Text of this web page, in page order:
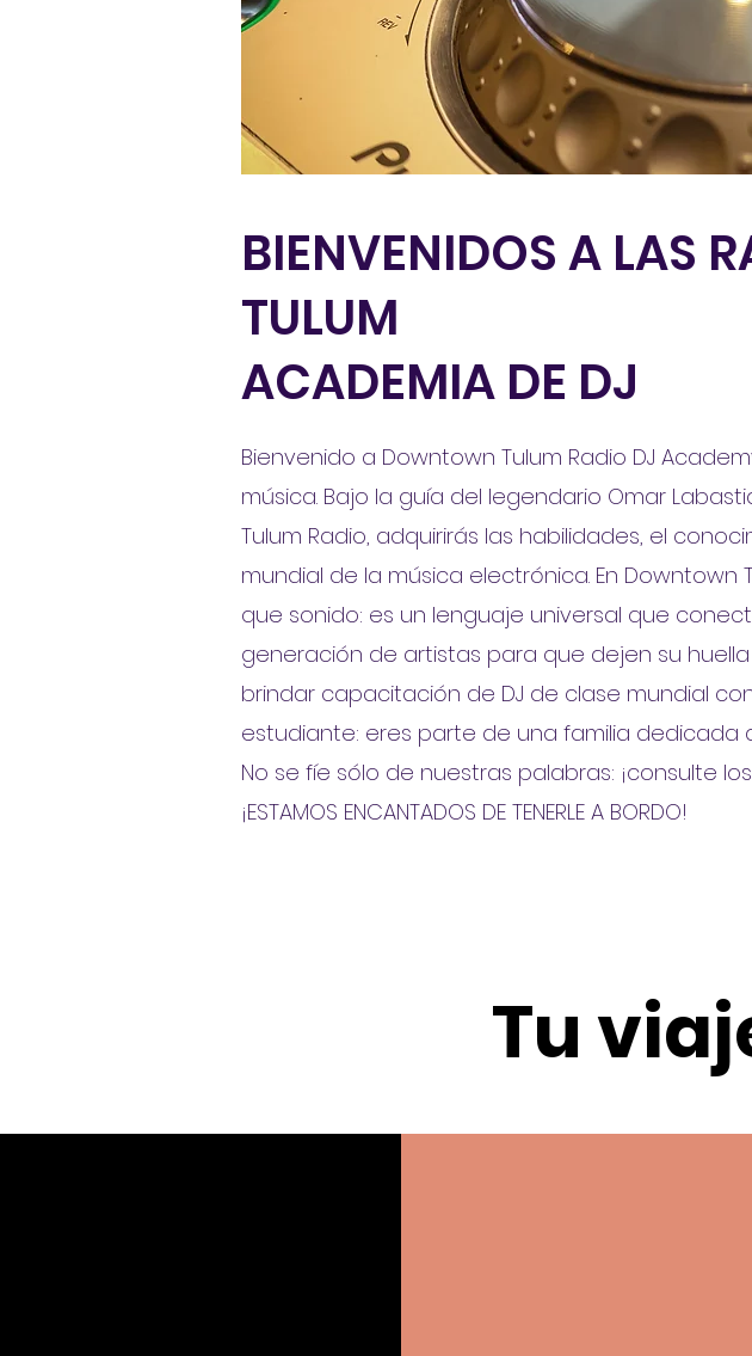
BIENVENIDOS A LAS
TULUM
ACADEMIA DE DJ
Bienvenido a Downtown Tulum Radio DJ
música. Bajo la guía del legendario Omar
Tulum Radio, adquirirás las habilidades, el
mundial de la música electrónica. En Downtown
que sonido: es un lenguaje universal que
generación de artistas para que dejen su
brindar capacitación de DJ de clase mundial
estudiante: eres parte de una familia dedicada
No se fíe sólo de nuestras palabras: ¡consulte
¡ESTAMOS ENCANTADOS DE TENERLE A BORDO!
Tu
Tu